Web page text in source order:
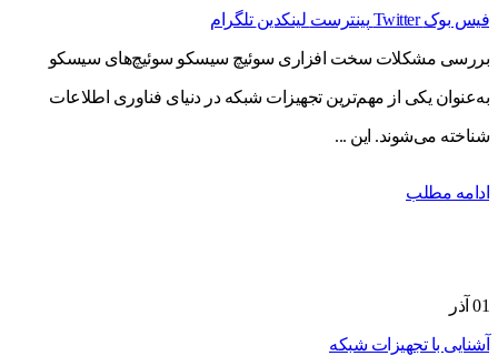
فیس بوک Twitter پینترست لینکدین تلگرام
بررسی مشکلات سخت افزاری سوئیچ سیسکو سوئیچ‌های سیسکو
به‌عنوان یکی از مهم‌ترین تجهیزات شبکه در دنیای فناوری اطلاعات
شناخته می‌شوند. این ...
ادامه مطلب
01 آذر
آشنایی با تجهیزات شبکه